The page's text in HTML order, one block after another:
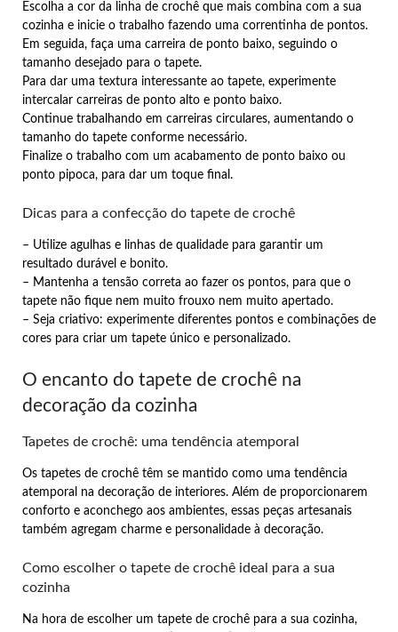
Escolha a cor da linha de crochê que mais combina com a sua
cozinha e inicie o trabalho fazendo uma correntinha de pontos.
Em seguida, faça uma carreira de ponto baixo, seguindo o
tamanho desejado para o tapete.
Para dar uma textura interessante ao tapete, experimente
intercalar carreiras de ponto alto e ponto baixo.
Continue trabalhando em carreiras circulares, aumentando o
tamanho do tapete conforme necessário.
Finalize o trabalho com um acabamento de ponto baixo ou
ponto pipoca, para dar um toque final.
Dicas para a confecção do tapete de crochê
– Utilize agulhas e linhas de qualidade para garantir um
resultado durável e bonito.
– Mantenha a tensão correta ao fazer os pontos, para que o
tapete não fique nem muito frouxo nem muito apertado.
– Seja criativo: experimente diferentes pontos e combinações de
cores para criar um tapete único e personalizado.
O encanto do tapete de crochê na
decoração da cozinha
Tapetes de crochê: uma tendência atemporal
Os tapetes de crochê têm se mantido como uma tendência
atemporal na decoração de interiores. Além de proporcionarem
conforto e aconchego aos ambientes, essas peças artesanais
também agregam charme e personalidade à decoração.
Como escolher o tapete de crochê ideal para a sua
cozinha
Na hora de escolher um tapete de crochê para a sua cozinha,